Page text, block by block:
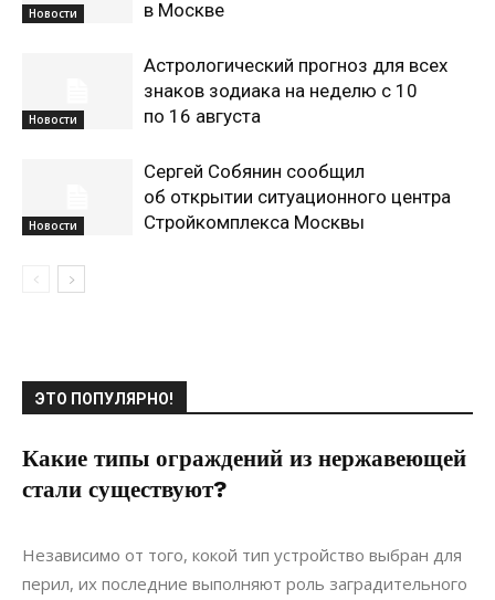
Новости в Москве
Новости
Астрологический прогноз для всех
знаков зодиака на неделю с 10
по 16 августа
Новости
Сергей Собянин сообщил
об открытии ситуационного центра
Стройкомплекса Москвы
ЭТО ПОПУЛЯРНО!
Какие типы ограждений из нержавеющей
стали существуют?
02.07.2022
Независимо от того, кокой тип устройство выбран для
перил, их последние выполняют роль заградительного